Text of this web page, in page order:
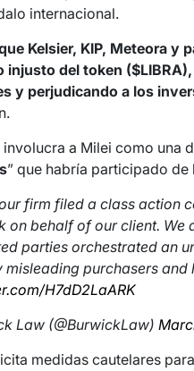
internacional.
Kelsier, KIP, Meteora y
injusto del token
y perjudicando a los
involucra a Milei como una
” que habría participado de
firm filed a class action
on behalf of our client. We
parties orchestrated an
misleading purchasers and
H7dD2LaARK
Law (@BurwickLaw)
medidas cautelares